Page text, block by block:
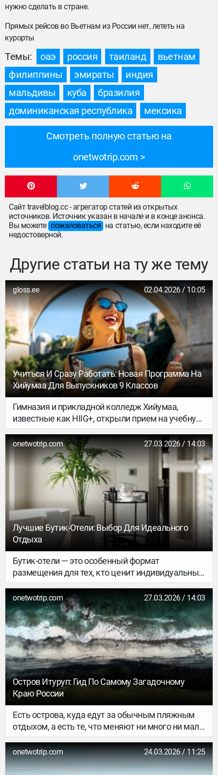
нужно сделать в стране.
Прямых рейсов во Вьетнам из России нет, лететь на
курорты
Темы: оаэ россия таиланд
вьетнам
филиппины
эмираты
индия
мальдивы
куба
бразилия
доминиканская республика
мексика
Смотреть полную статью на
onetwotrip.com
Сайт travelblog.cc - агрегатор статей из открытых
источников. Источник указан в начале и в конце анонса.
Вы можете пожаловаться на статью, если находите её
недостоверной.
Другие статьи на ту же тему
gloss.ee 02.04.2026 / 10:05
Учиться И Сразу Работать: Новая Программа На
Хийумаа Для Выпускников 9 Классов
Гимназия и прикладной колледж Хийумаа,
известные как HIIG+, открыли прием на учебную
программу профессионального среднего
образования в области туристических услуг для
выпускников основной школы – в дополнение к
гимназическому обучению. Учащиеся смогут
выбрать одно из двух направлений:
обслуживание в сфере туризма впечатлений или
организация мероприятий.
onetwotrip.com 27.03.2026 / 14:03
Лучшие Бутик-Отели: Выбор Для Идеального
Отдыха
Бутик-отели — это особенный формат
размещения для тех, кто ценит индивидуальный
подход, уникальный дизайн и камерную
атмосферу. В отличие от крупных сетевых
гостиниц, такие места предлагают
эксклюзивный сервис и неповторимый стиль,
часто располагаясь в исторических зданиях или
живописных уголках. Если вы ищете место, где
каждая деталь продумана до мелочей, наша
подборка поможет вам определиться с
выбором.
onetwotrip.com 27.03.2026 / 14:03
Остров Итуруп: Гид По Самому Загадочному
Краю России
Есть острова, куда едут за обычным пляжным
отдыхом, а есть те, что меняют ни много ни мало
представление о мире. Итуруп — из второй
категории. Оказавшись здесь, не сразу
понимаешь, где заканчивается земля и
onetwotrip.com 24.03.2026 / 11:25